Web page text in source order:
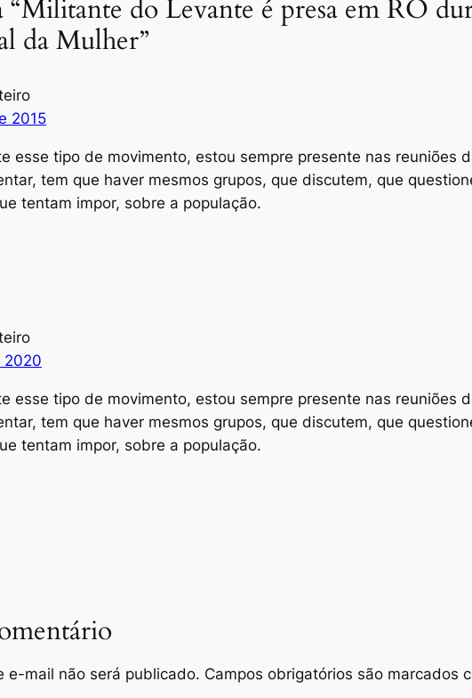
“Militante do Levante é presa em RO
da Mulher”
2015
esse tipo de movimento, estou sempre presente nas reuniões
tem que haver mesmos grupos, que discutem, que
tentam impor, sobre a população.
2020
esse tipo de movimento, estou sempre presente nas reuniões
tem que haver mesmos grupos, que discutem, que
tentam impor, sobre a população.
e-mail não será publicado. Campos obrigatórios são marcados